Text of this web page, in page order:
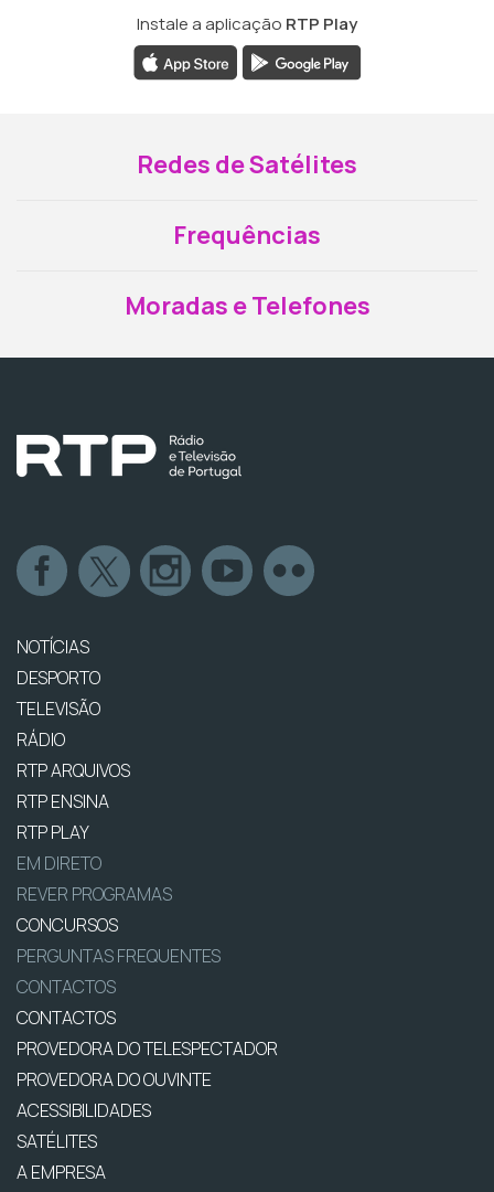
Instale a aplicação RTP Play
Redes de Satélites
Frequências
Moradas e Telefones
NOTÍCIAS
DESPORTO
TELEVISÃO
RÁDIO
RTP ARQUIVOS
RTP ENSINA
RTP PLAY
EM DIRETO
REVER PROGRAMAS
CONCURSOS
PERGUNTAS FREQUENTES
CONTACTOS
CONTACTOS
PROVEDORA DO TELESPECTADOR
PROVEDORA DO OUVINTE
ACESSIBILIDADES
SATÉLITES
A EMPRESA